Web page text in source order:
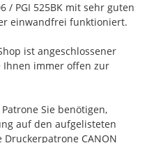
/ PGI 525BK mit sehr guten
einwandfrei funktioniert.
ist angeschlossener
Ihnen immer offen zur
Sie benötigen,
auf den aufgelisteten
CANON